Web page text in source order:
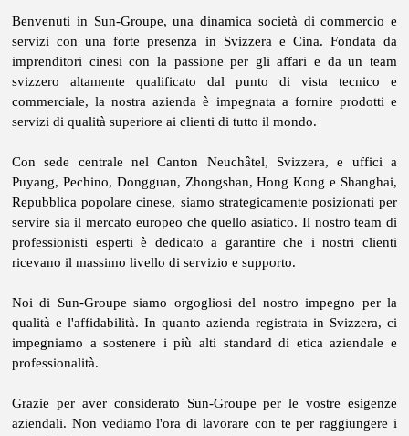
Benvenuti in Sun-Groupe, una dinamica società di commercio e
servizi con una forte presenza in Svizzera e Cina. Fondata da
imprenditori cinesi con la passione per gli affari e da un team
svizzero altamente qualificato dal punto di vista tecnico e
commerciale, la nostra azienda è impegnata a fornire prodotti e
servizi di qualità superiore ai clienti di tutto il mondo.
Con sede centrale nel Canton Neuchâtel, Svizzera, e uffici a
Puyang, Pechino, Dongguan, Zhongshan, Hong Kong e Shanghai,
Repubblica popolare cinese, siamo strategicamente posizionati per
servire sia il mercato europeo che quello asiatico. Il nostro team di
professionisti esperti è dedicato a garantire che i nostri clienti
ricevano il massimo livello di servizio e supporto.
Noi di Sun-Groupe siamo orgogliosi del nostro impegno per la
qualità e l'affidabilità. In quanto azienda registrata in Svizzera, ci
impegniamo a sostenere i più alti standard di etica aziendale e
professionalità.
Grazie per aver considerato Sun-Groupe per le vostre esigenze
aziendali. Non vediamo l'ora di lavorare con te per raggiungere i